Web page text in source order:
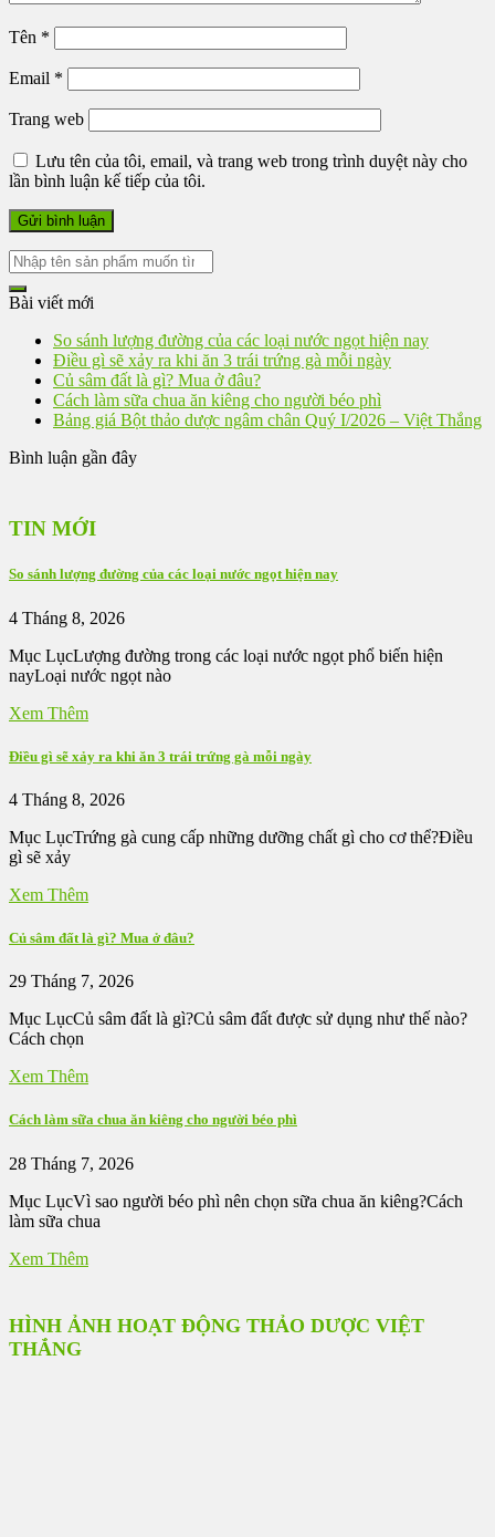
Tên *
Email *
Trang web
Lưu tên của tôi, email, và trang web trong trình duyệt này cho
lần bình luận kế tiếp của tôi.
Bài viết mới
So sánh lượng đường của các loại nước ngọt hiện nay
Điều gì sẽ xảy ra khi ăn 3 trái trứng gà mỗi ngày
Củ sâm đất là gì? Mua ở đâu?
Cách làm sữa chua ăn kiêng cho người béo phì
Bảng giá Bột thảo dược ngâm chân Quý I/2026 – Việt Thắng
Bình luận gần đây
TIN MỚI
So sánh lượng đường của các loại nước ngọt hiện nay
4 Tháng 8, 2026
Mục LụcLượng đường trong các loại nước ngọt phổ biến hiện
nayLoại nước ngọt nào
Xem Thêm
Điều gì sẽ xảy ra khi ăn 3 trái trứng gà mỗi ngày
4 Tháng 8, 2026
Mục LụcTrứng gà cung cấp những dưỡng chất gì cho cơ thể?Điều
gì sẽ xảy
Xem Thêm
Củ sâm đất là gì? Mua ở đâu?
29 Tháng 7, 2026
Mục LụcCủ sâm đất là gì?Củ sâm đất được sử dụng như thế nào?
Cách chọn
Xem Thêm
Cách làm sữa chua ăn kiêng cho người béo phì
28 Tháng 7, 2026
Mục LụcVì sao người béo phì nên chọn sữa chua ăn kiêng?Cách
làm sữa chua
Xem Thêm
HÌNH ẢNH HOẠT ĐỘNG THẢO DƯỢC VIỆT
THẮNG